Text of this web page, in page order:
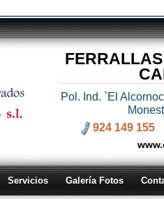
Pol. Ind. `El
924 149 155
Servicios Galería Fotos